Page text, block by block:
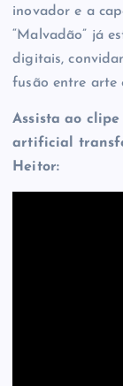
inovador e a
“Malvadão” já
digitais,
fusão entre arte
Assista ao
artificial
Heitor: